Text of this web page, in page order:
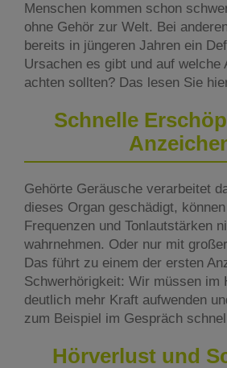
Menschen kommen schon
ohne Gehör zur Welt. Bei
bereits in jüngeren Jahren ein
Ursachen es gibt und auf welche
achten sollten? Das lesen Sie
Schnelle
Gehörte Geräusche verarbeitet
dieses Organ geschädigt,
Frequenzen und Tonlautstärken
wahrnehmen. Oder nur mit
Das führt zu einem der ersten
Schwerhörigkeit: Wir müssen im
deutlich mehr Kraft aufwenden
zum Beispiel im Gespräch
Hörverlust und